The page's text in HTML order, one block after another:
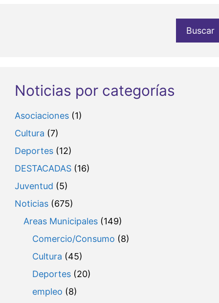
Buscar
Noticias por categorías
Asociaciones (1)
Cultura (7)
Deportes (12)
DESTACADAS (16)
Juventud (5)
Noticias (675)
Areas Municipales (149)
Comercio/Consumo (8)
Cultura (45)
Deportes (20)
empleo (8)